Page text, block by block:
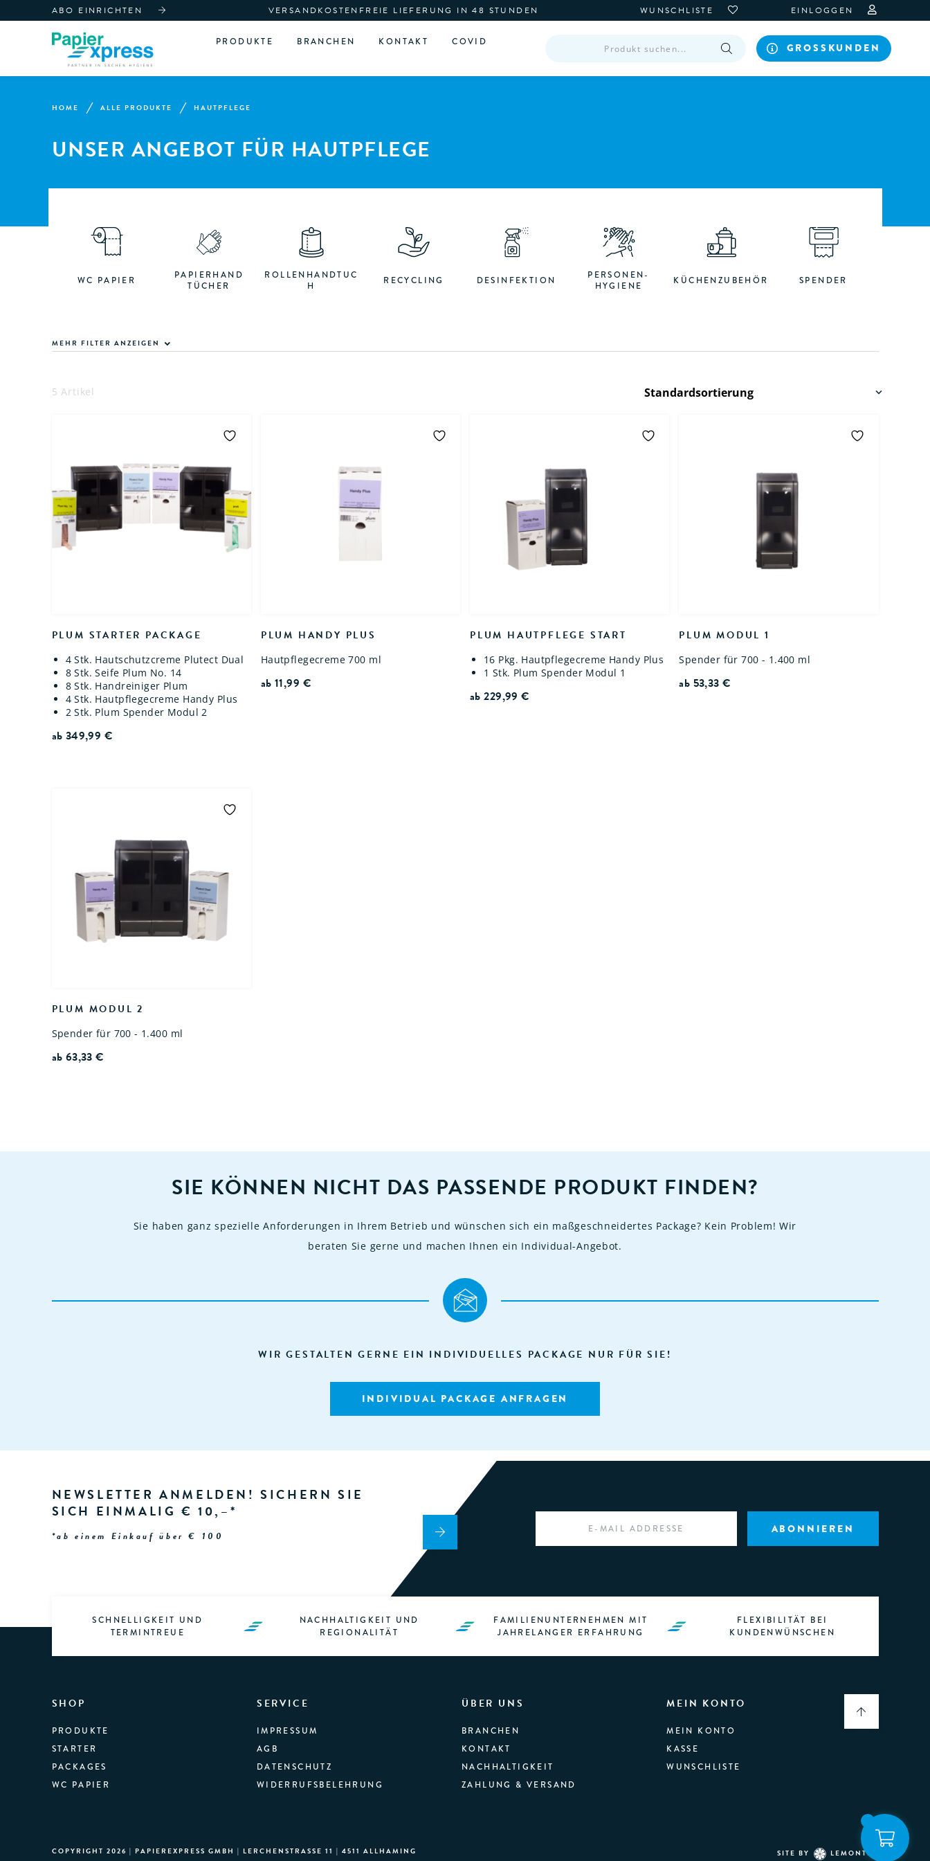
ABO EINRICHTEN VERSANDKOSTENFREIE LIEFERUNG IN 48 STUNDEN WUNSCHLISTE EINLOGGEN
PRODUKTE BRANCHEN KONTAKT COVID GROSSKUNDEN
HOME ALLE PRODUKTE HAUTPFLEGE
UNSER ANGEBOT FÜR HAUTPFLEGE
WC PAPIER
PAPIERHAND
TÜCHER
ROLLENHANDTUC
H
RECYCLING DESINFEKTION
PERSONEN-
HYGIENE
KÜCHENZUBEHÖR SPENDER
MEHR FILTER ANZEIGEN
5 Artikel
PLUM STARTER PACKAGE
4 Stk. Hautschutzcreme Plutect Dual
8 Stk. Seife Plum No. 14
8 Stk. Handreiniger Plum
4 Stk. Hautpflegecreme Handy Plus
2 Stk. Plum Spender Modul 2
ab 349,99 €
PLUM HANDY PLUS
Hautpflegecreme 700 ml
ab11,99 €
PLUM HAUTPFLEGE START
16 Pkg. Hautpflegecreme Handy Plus
1 Stk. Plum Spender Modul 1
ab229,99€
PLUM MODUL 1
Spender für 700 - 1.400 ml
ab 53,33€
PLUM MODUL 2
Spender für 700 - 1.400 ml
ab 63,33€
SIE KÖNNEN NICHT DAS PASSENDE PRODUKT FINDEN?
Sie haben ganz spezielle Anforderungen in Ihrem Betrieb und wünschen sich ein maßgeschneidertes Package? Kein Problem! Wir
beraten Sie gerne und machen Ihnen ein Individual-Angebot.
WIR GESTALTEN GERNE EIN INDIVIDUELLES PACKAGE NUR FÜR SIE!
INDIVIDUAL PACKAGE ANFRAGEN
SCHNELLIGKEIT UND
TERMINTREUE
NACHHALTIGKEIT UND
REGIONALITÄT
FAMILIENUNTERNEHMEN MIT
JAHRELANGER ERFAHRUNG
FLEXIBILITÄT BEI
KUNDENWÜNSCHEN
NEWSLETTER ANMELDEN! SICHERN SIE
SICH EINMALIG € 10,–*
*ab einem Einkauf über € 100
SHOP
PRODUKTE
STARTER
PACKAGES
WC PAPIER
SERVICE
IMPRESSUM
AGB
DATENSCHUTZ
WIDERRUFSBELEHRUNG
ÜBER UNS
BRANCHEN
KONTAKT
NACHHALTIGKEIT
ZAHLUNG & VERSAND
MEIN KONTO
MEIN KONTO
KASSE
WUNSCHLISTE
COPYRIGHT 2026 | PAPIEREXPRESS GMBH | LERCHENSTRASSE 11 | 4511 ALLHAMING SITE BY LEMONTEC